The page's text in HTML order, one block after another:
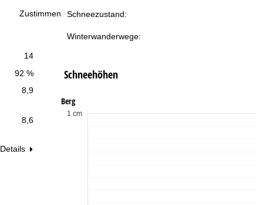
Zustimmen
14
92 %
8,9
8,6
Details
Schneezustand:
Winterwanderwege:
Schneehöhen
Berg
1 cm